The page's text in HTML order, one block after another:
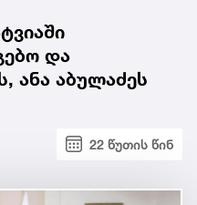
და
ანა აბულაძეს
22 წუთის წინ